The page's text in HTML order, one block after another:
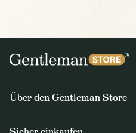
Über den Gentleman Store